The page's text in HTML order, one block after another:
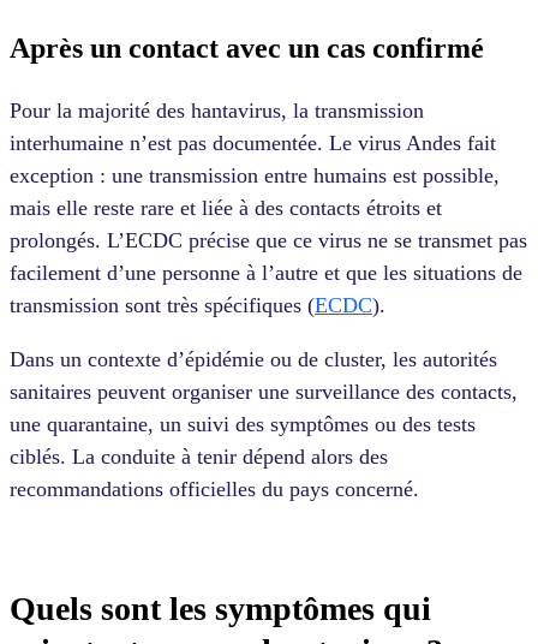
Après un contact avec un cas confirmé
Pour la majorité des hantavirus, la transmission
interhumaine n’est pas documentée. Le virus Andes fait
exception : une transmission entre humains est possible,
mais elle reste rare et liée à des contacts étroits et
prolongés. L’ECDC précise que ce virus ne se transmet pas
facilement d’une personne à l’autre et que les situations de
transmission sont très spécifiques (ECDC).
Dans un contexte d’épidémie ou de cluster, les autorités
sanitaires peuvent organiser une surveillance des contacts,
une quarantaine, un suivi des symptômes ou des tests
ciblés. La conduite à tenir dépend alors des
recommandations officielles du pays concerné.
Quels sont les symptômes qui